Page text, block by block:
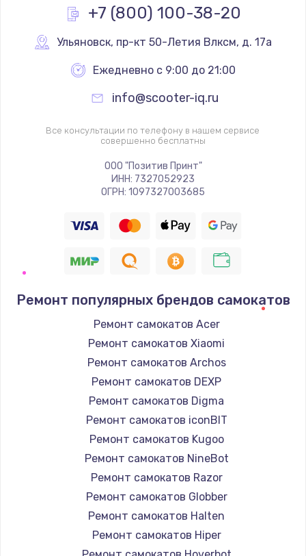
+7 (800) 100-38-20
Ульяновск, пр-кт 50-Летия Влксм, д. 17а
Ежедневно с 9:00 до 21:00
info@scooter-iq.ru
Все консультации по телефону в нашем сервисе
совершенно бесплатны
ООО "Позитив Принт"
ИНН: 7327052923
ОГРН: 1097327003685
Ремонт популярных брендов самокатов
Ремонт самокатов Acer
Ремонт самокатов Xiaomi
Ремонт самокатов Archos
Ремонт самокатов DEXP
Ремонт самокатов Digma
Ремонт самокатов iconBIT
Ремонт самокатов Kugoo
Ремонт самокатов NineBot
Ремонт самокатов Razor
Ремонт самокатов Globber
Ремонт самокатов Halten
Ремонт самокатов Hiper